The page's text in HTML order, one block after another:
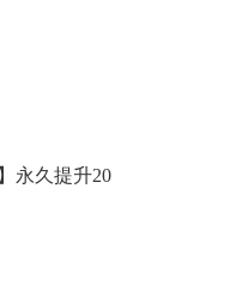
永久提升20